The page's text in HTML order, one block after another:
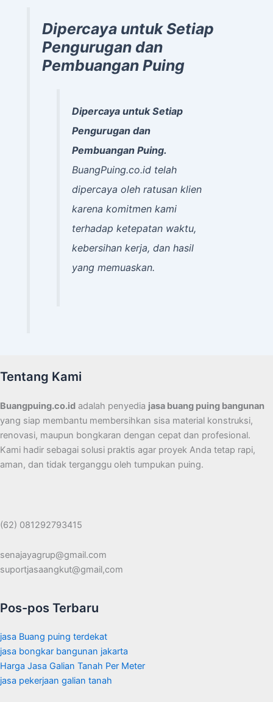
Dipercaya untuk Setiap
Pengurugan dan
Pembuangan Puing
Dipercaya untuk Setiap
Pengurugan dan
Pembuangan Puing.
BuangPuing.co.id telah
dipercaya oleh ratusan klien
karena komitmen kami
terhadap ketepatan waktu,
kebersihan kerja, dan hasil
yang memuaskan.
Tentang Kami
Buangpuing.co.id adalah penyedia jasa buang puing bangunan
yang siap membantu membersihkan sisa material konstruksi,
renovasi, maupun bongkaran dengan cepat dan profesional.
Kami hadir sebagai solusi praktis agar proyek Anda tetap rapi,
aman, dan tidak terganggu oleh tumpukan puing.
(62) 081292793415
senajayagrup@gmail.com
suportjasaangkut@gmail,com
Pos-pos Terbaru
jasa Buang puing terdekat
jasa bongkar bangunan jakarta
Harga Jasa Galian Tanah Per Meter
jasa pekerjaan galian tanah